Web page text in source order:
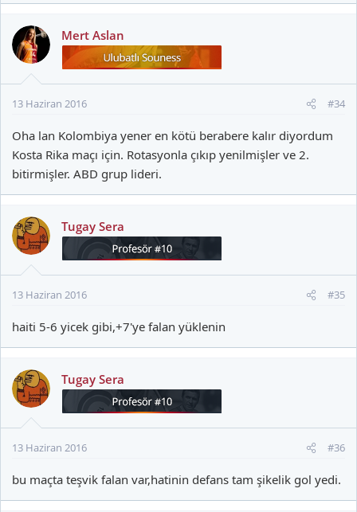
Mert Aslan
13 Haziran 2016 #34
Oha lan Kolombiya yener en kötü berabere kalır diyordum
Kosta Rika maçı için. Rotasyonla çıkıp yenilmişler ve 2.
bitirmişler. ABD grup lideri.
Tugay Sera
13 Haziran 2016 #35
haiti 5-6 yicek gibi,+7'ye falan yüklenin
Tugay Sera
13 Haziran 2016 #36
bu maçta teşvik falan var,hatinin defans tam şikelik gol yedi.